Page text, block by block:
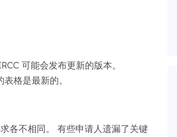
可能会发布更新的版本。
格是最新的。
各不相同。 有些申请人遗漏了关键